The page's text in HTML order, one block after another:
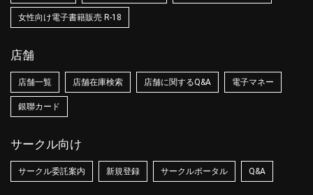
女性向け電子書籍販売 R-18
店舗
店舗一覧 店舗在庫検索 店舗に関するQ&A 電子マネー
銀聯カード
サークル向け
サークル委託案内 新規登録 サークルポータル Q&A